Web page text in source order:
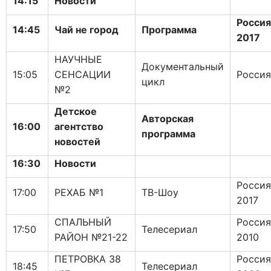
14:45 Чай не город Программа
2017
15:05
НАУЧНЫЕ
СЕНСАЦИИ
№2
Документальный
цикл
Россия
16:00
Детское
агентство
новостей
Авторская
программа
16:30 Новости
17:00 РЕХАБ №1 ТВ-Шоу
2017
17:50
СПАЛЬНЫЙ
РАЙОН №21-22
Телесериал
2010
18:45
ПЕТРОВКА 38
Телесериал